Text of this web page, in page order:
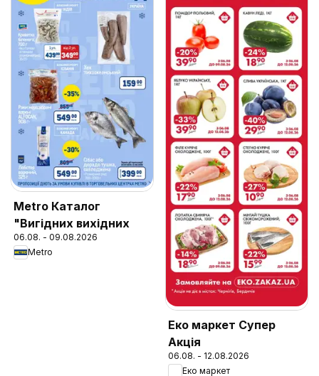
Metro Каталог
"Вигідних вихідних
06.08. - 09.08.2026
Metro
Еко маркет Супер
Акція
06.08. - 12.08.2026
Еко маркет